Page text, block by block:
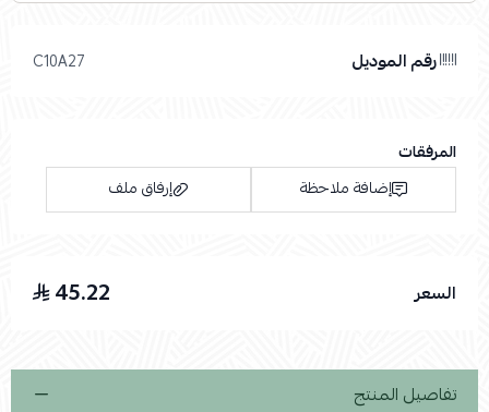
رقم الموديل C10A27
المرفقات
إضافة ملاحظة
إرفاق ملف
السعر 45.22
تفاصيل المنتج